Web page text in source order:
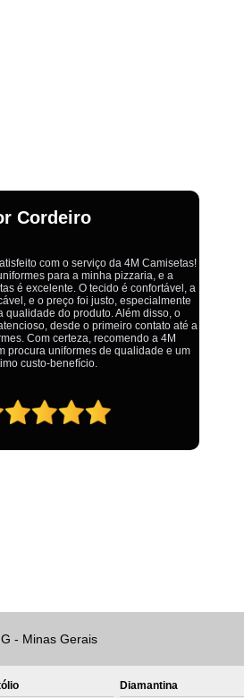
Fábrica Camisetas
Fabrica Camisetas
Fabrica de Camisetas Lisas
de Roupas para Revender de
Roupas Atacado
Fábrica
Fábrica Roupas Infantil
Label Camisetas Streetwear Goiás
Private Label Moda Fitness Mato
Private Label Têxtil
Sublimação
muito educados, prestativos e que
em primeiro lugar. Qualquer lugar tem
mas aqui na 4M tudo é resolvido com
que todos saem ganhando no final.
- Minas Gerais
Diamantina